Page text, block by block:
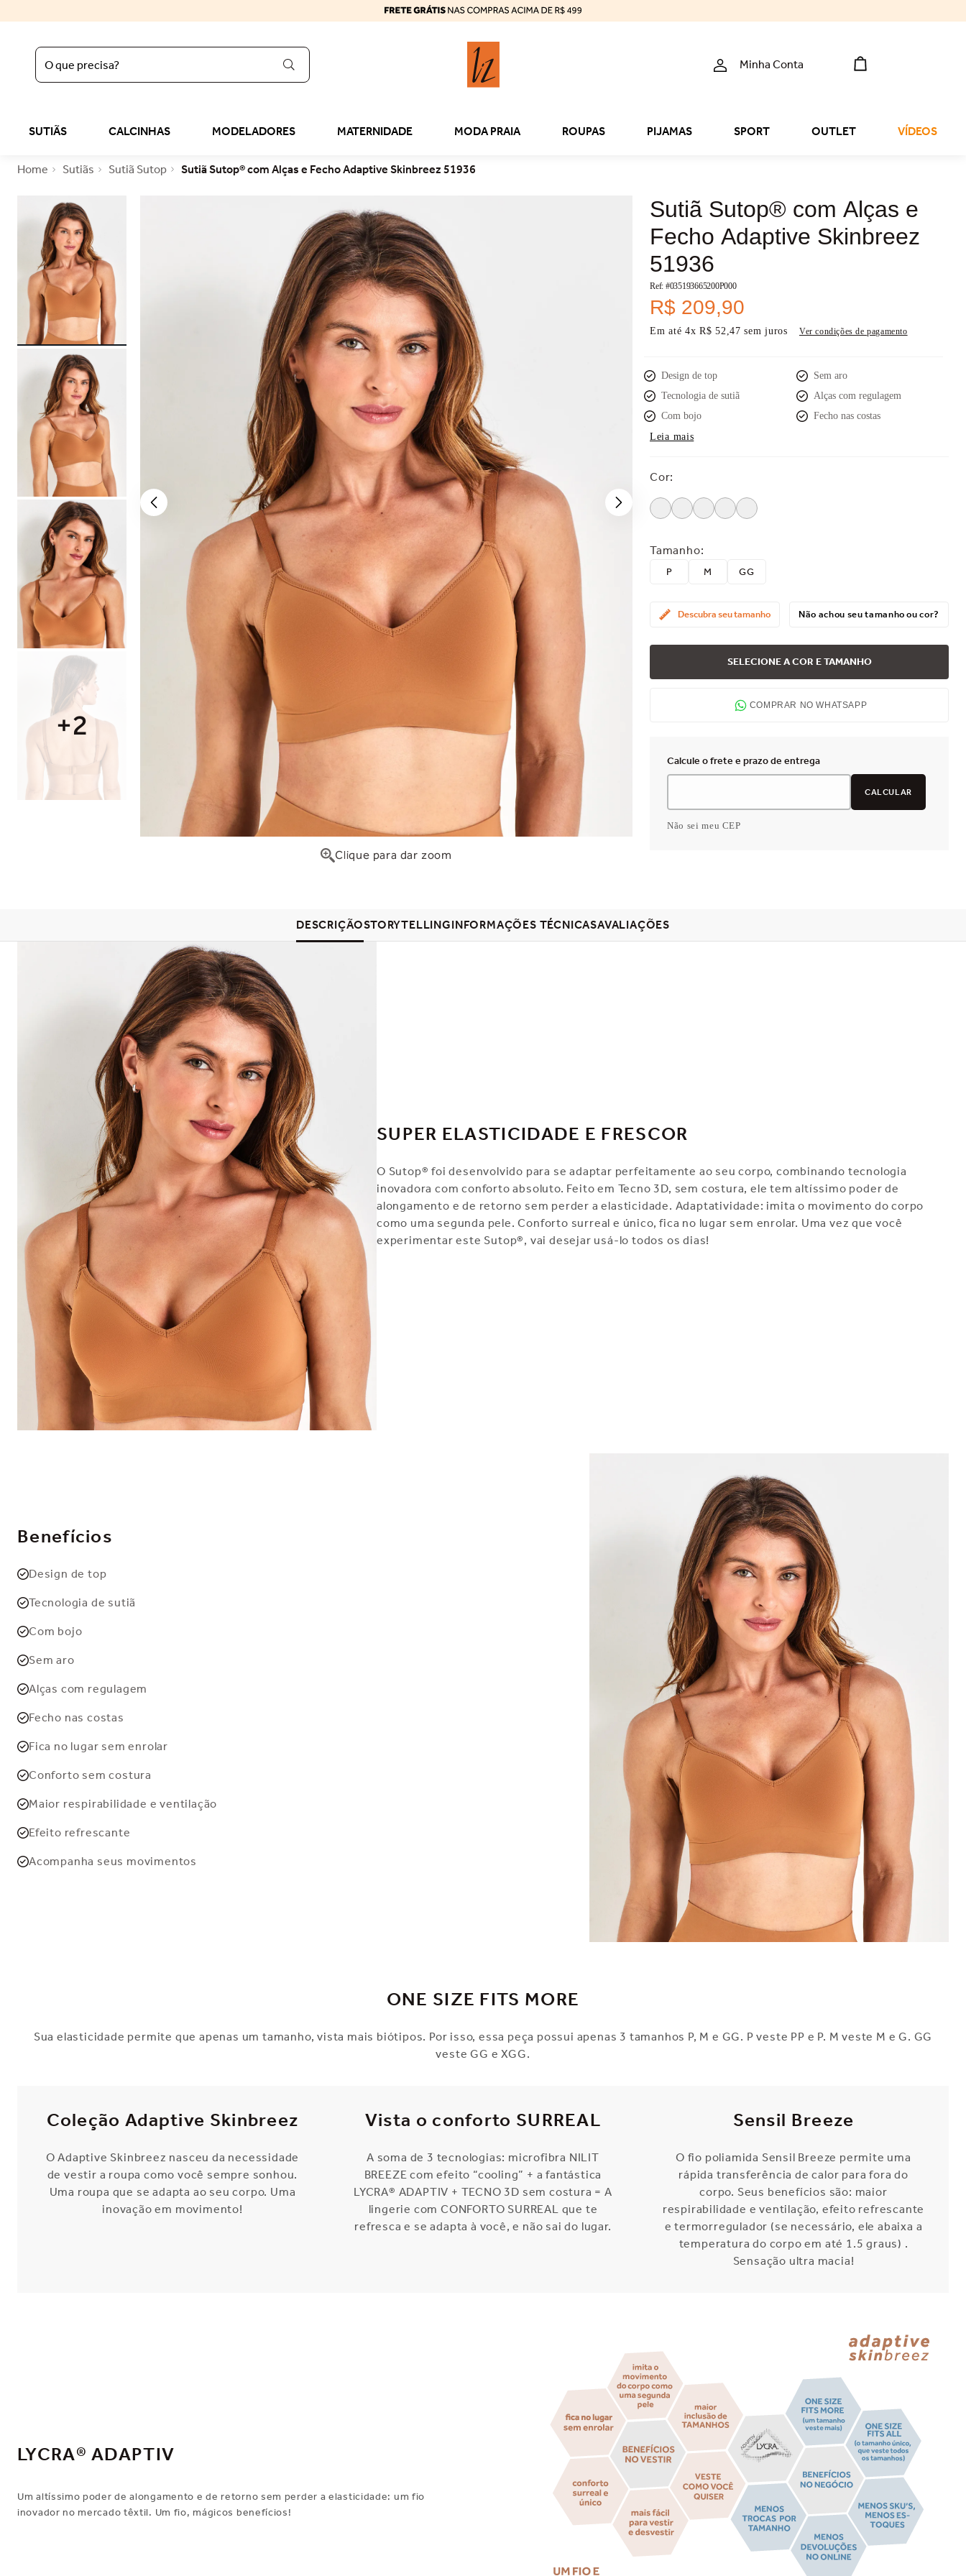
O que precisa?
Minha Conta
SUTIÃS CALCINHAS MODELADORES MATERNIDADE MODA PRAIA ROUPAS PIJAMAS SPORT OUTLET VÍDEOS
Sutiãs Sutiã Sutop Sutiã Sutop® com Alças e Fecho Adaptive Skinbreez 51936
+2
Clique para dar zoom
Sutiã Sutop® com Alças e
Fecho Adaptive Skinbreez
51936
Ref: #035193665200P000
R$ 209,90
Em até 4xR$ 52,47 sem juros Ver condições de pagamento
Design de top
Tecnologia de sutiã
Com bojo
Sem aro
Alças com regulagem
Fecho nas costas
Leia mais
Cor:
Tamanho:
P M GG
Descubra seu tamanho Não achou seu tamanho ou cor?
SELECIONE A COR E TAMANHO
COMPRAR NO WHATSAPP
Não sei meu CEP
DESCRIÇÃOSTORYTELLINGINFORMAÇÕES TÉCNICASAVALIAÇÕES
SUPER ELASTICIDADE E FRESCOR
O Sutop® foi desenvolvido para se adaptar perfeitamente ao seu corpo, combinando tecnologia
inovadora com conforto absoluto. Feito em Tecno 3D, sem costura, ele tem altíssimo poder de
alongamento e de retorno sem perder a elasticidade. Adaptatividade: imita o movimento do corpo
como uma segunda pele. Conforto surreal e único, fica no lugar sem enrolar. Uma vez que você
experimentar este Sutop®, vai desejar usá-lo todos os dias!
Benefícios
Design de top
Tecnologia de sutiã
Com bojo
Sem aro
Alças com regulagem
Fecho nas costas
Fica no lugar sem enrolar
Conforto sem costura
Maior respirabilidade e ventilação
Efeito refrescante
Acompanha seus movimentos
ONE SIZE FITS MORE
Sua elasticidade permite que apenas um tamanho, vista mais biótipos. Por isso, essa peça possui apenas 3 tamanhos P, M e GG. P veste PP e P. M veste M e G. GG
veste GG e XGG.
Coleção Adaptive Skinbreez
O Adaptive Skinbreez nasceu da necessidade
de vestir a roupa como você sempre sonhou.
Uma roupa que se adapta ao seu corpo. Uma
inovação em movimento!
Vista o conforto SURREAL
A soma de 3 tecnologias: microfibra NILIT
BREEZE com efeito “cooling” + a fantástica
LYCRA® ADAPTIV + TECNO 3D sem costura = A
lingerie com CONFORTO SURREAL que te
refresca e se adapta à você, e não sai do lugar.
Sensil Breeze
O fio poliamida Sensil Breeze permite uma
rápida transferência de calor para fora do
corpo. Seus benefícios são: maior
respirabilidade e ventilação, efeito refrescante
e termorregulador (se necessário, ele abaixa a
temperatura do corpo em até 1.5 graus) .
Sensação ultra macia!
LYCRA® ADAPTIV
Um altíssimo poder de alongamento e de retorno sem perder a elasticidade: um fio
inovador no mercado têxtil. Um fio, mágicos benefícios!
2º sutiã liz
4º sutop
5º
6º reducer
7º calcinha algodão
8 º top
tomara caia
bermuda